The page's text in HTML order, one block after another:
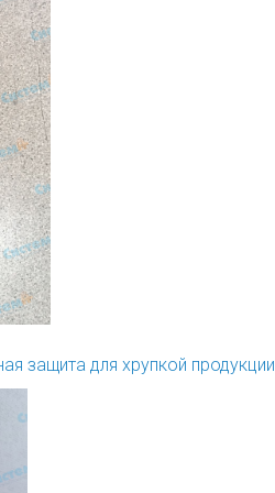
защита для хрупкой продукции